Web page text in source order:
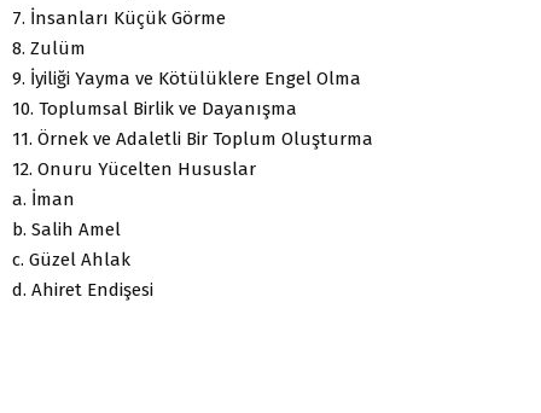
7. İnsanları Küçük Görme
8. Zulüm
9. İyiliği Yayma ve Kötülüklere Engel Olma
10. Toplumsal Birlik ve Dayanışma
11. Örnek ve Adaletli Bir Toplum Oluşturma
12. Onuru Yücelten Hususlar
a. İman
b. Salih Amel
c. Güzel Ahlak
d. Ahiret Endişesi